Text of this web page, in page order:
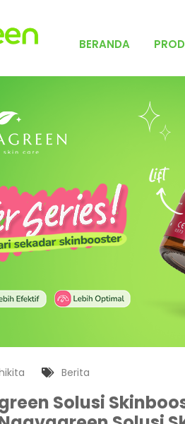
BERANDA
Berita
Solusi